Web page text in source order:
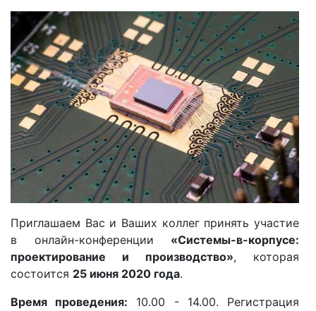
Приглашаем Вас и Ваших коллег принять участие
в онлайн-конференции «Системы-в-корпусе:
проектирование и производство», которая
состоится 25 июня 2020 года.
Время проведения: 10.00 - 14.00. Регистрация